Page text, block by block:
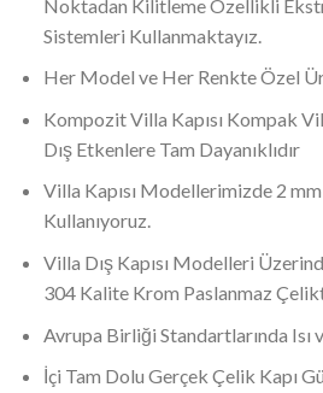
Noktadan Kilitleme Özellikli
Sistemleri Kullanmaktayız.
Her Model ve Her Renkte Özel
Kompozit Villa Kapısı Kompak
Dış Etkenlere Tam Dayanıklıdır
Villa Kapısı Modellerimizde 2 mm
Kullanıyoruz.
Villa Dış Kapısı Modelleri
304 Kalite Krom Paslanmaz
Avrupa Birliği Standartlarında Isı
İçi Tam Dolu Gerçek Çelik Kapı